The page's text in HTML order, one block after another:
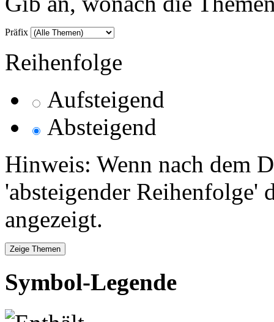
Präfix
Reihenfolge
Aufsteigend
Absteigend
Hinweis: Wenn nach dem
'absteigender Reihenfolge'
angezeigt.
Symbol-Legende